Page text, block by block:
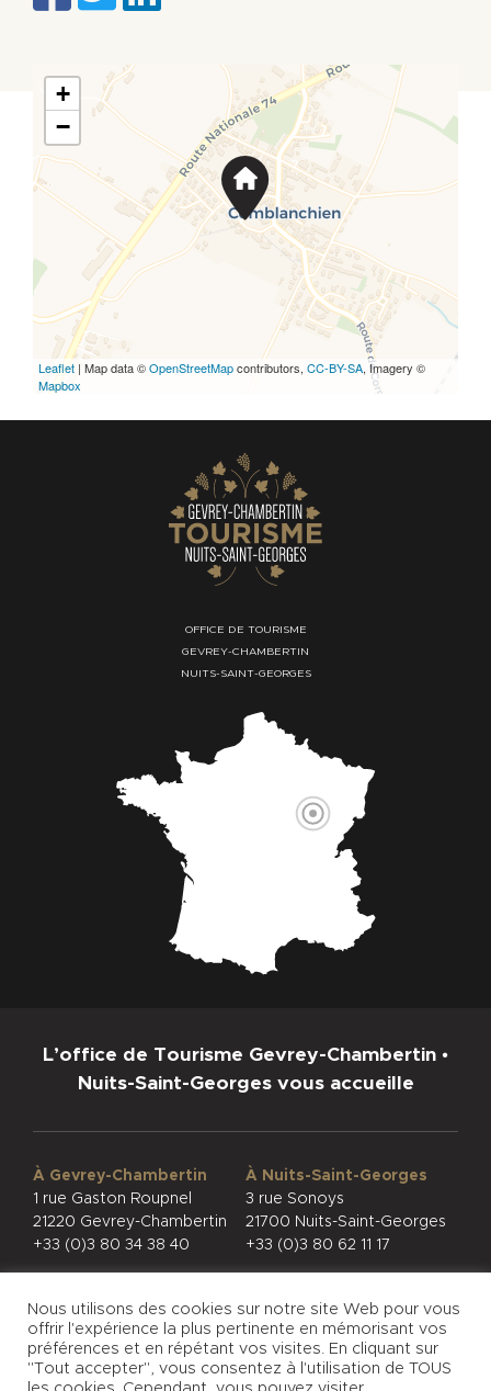
+
−
Leaflet | Map data ©OpenStreetMapcontributors, CC-BY-SA, Imagery ©
Mapbox
OFFICE DE TOURISME
GEVREY-CHAMBERTIN
NUITS-SAINT-GEORGES
L’office de Tourisme Gevrey-Chambertin •
Nuits-Saint-Georges vous accueille
À Gevrey-Chambertin
1 rue Gaston Roupnel
21220 Gevrey-Chambertin
+33 (0)3 80 34 38 40
À Nuits-Saint-Georges
3 rue Sonoys
21700 Nuits-Saint-Georges
+33 (0)3 80 62 11 17
CONFIDENTIALITÉ
MENTIONS LÉGALES
Nous utilisons des cookies sur notre site Web pour vous
offrir l'expérience la plus pertinente en mémorisant vos
préférences et en répétant vos visites. En cliquant sur
"Tout accepter", vous consentez à l'utilisation de TOUS